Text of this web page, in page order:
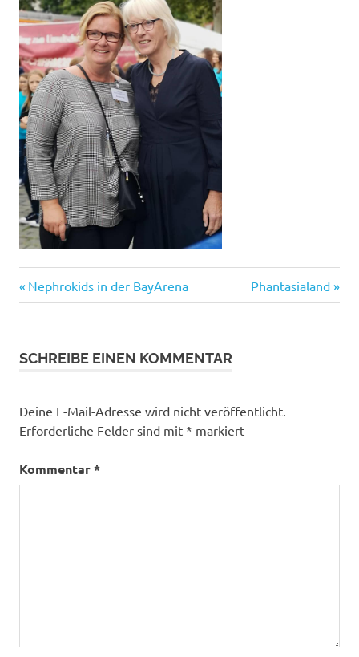
Beitragsnavigation
Vorheriger
Beitrag:
Nephrokids in der BayArena
Nächster
Beitrag:
Phantasialand
SCHREIBE EINEN KOMMENTAR
Deine E-Mail-Adresse wird nicht veröffentlicht.
Erforderliche Felder sind mit * markiert
Kommentar*